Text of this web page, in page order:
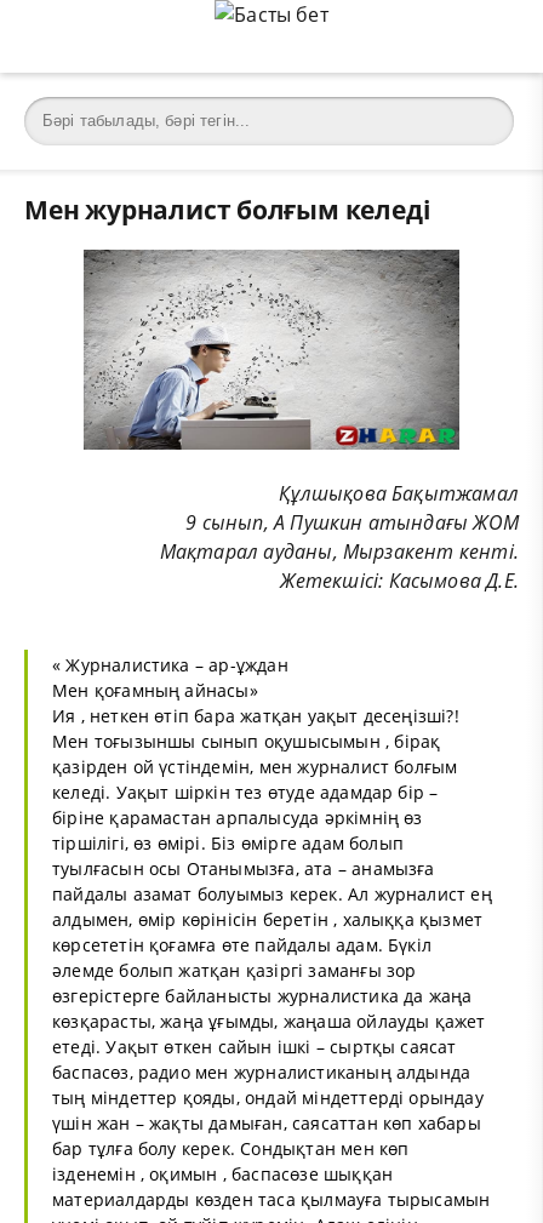
Мен журналист болғым келеді
Құлшықова Бақытжамал
9 сынып, А Пушкин атындағы ЖОМ
Мақтарал ауданы, Мырзакент кенті.
Жетекшісі: Касымова Д.Е.
« Журналистика – ар-ұждан
Мен қоғамның айнасы»
Ия , неткен өтіп бара жатқан уақыт десеңізші?!
Мен тоғызыншы сынып оқушысымын , бірақ
қазірден ой үстіндемін, мен журналист болғым
келеді. Уақыт шіркін тез өтуде адамдар бір –
біріне қарамастан арпалысуда әркімнің өз
тіршілігі, өз өмірі. Біз өмірге адам болып
туылғасын осы Отанымызға, ата – анамызға
пайдалы азамат болуымыз керек. Ал журналист ең
алдымен, өмір көрінісін беретін , халыққа қызмет
көрсететін қоғамға өте пайдалы адам. Бүкіл
әлемде болып жатқан қазіргі заманғы зор
өзгерістерге байланысты журналистика да жаңа
көзқарасты, жаңа ұғымды, жаңаша ойлауды қажет
етеді. Уақыт өткен сайын ішкі – сыртқы саясат
баспасөз, радио мен журналистиканың алдында
тың міндеттер қояды, ондай міндеттерді орындау
үшін жан – жақты дамыған, саясаттан көп хабары
бар тұлға болу керек. Сондықтан мен көп
ізденемін , оқимын , баспасөзе шыққан
материалдарды көзден таса қылмауға тырысамын